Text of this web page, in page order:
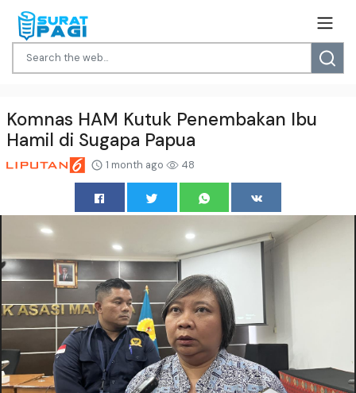
Komnas HAM Kutuk Penembakan Ibu
Hamil di Sugapa Papua
1 month ago 48